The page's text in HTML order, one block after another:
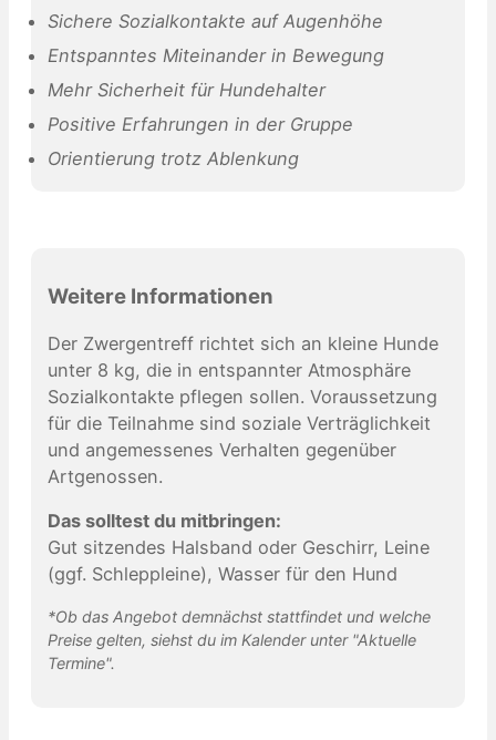
Sichere Sozialkontakte auf Augenhöhe
Entspanntes Miteinander in Bewegung
Mehr Sicherheit für Hundehalter
Positive Erfahrungen in der Gruppe
Orientierung trotz Ablenkung
Weitere Informationen
Der Zwergentreff richtet sich an kleine Hunde
unter 8 kg, die in entspannter Atmosphäre
Sozialkontakte pflegen sollen. Voraussetzung
für die Teilnahme sind soziale Verträglichkeit
und angemessenes Verhalten gegenüber
Artgenossen.
Das solltest du mitbringen:
Gut sitzendes Halsband oder Geschirr, Leine
(ggf. Schleppleine), Wasser für den Hund
*Ob das Angebot demnächst stattfindet und welche
Preise gelten, siehst du im Kalender unter "Aktuelle
Termine".